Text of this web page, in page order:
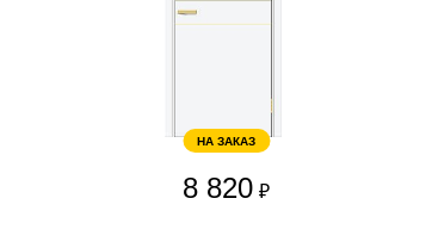
НА ЗАКАЗ
8 820 ₽